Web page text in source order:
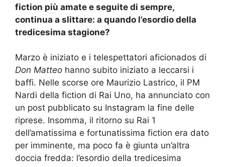
fiction più amate e seguite di sempre,
continua a slittare: a quando l’esordio della
tredicesima stagione?
Marzo è iniziato e i telespettatori aficionados di
Don Matteo hanno subito iniziato a leccarsi i
baffi. Nelle scorse ore Maurizio Lastrico, il PM
Nardi della fiction di Rai Uno, ha annunciato con
un post pubblicato su Instagram la fine delle
riprese. Insomma, il ritorno su Rai 1
dell’amatissima e fortunatissima fiction era dato
per imminente, ma poco fa è giunta un’altra
doccia fredda: l’esordio della tredicesima